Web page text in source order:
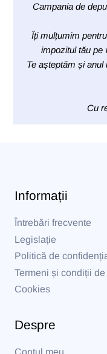
Campania de
Îți mulțumim
impozitul tău pe
Te așteptăm și
Cu
Informații
Întrebări frecvente
Legislație
Politică de
Termeni și condiții
Cookies
Despre
Contul meu